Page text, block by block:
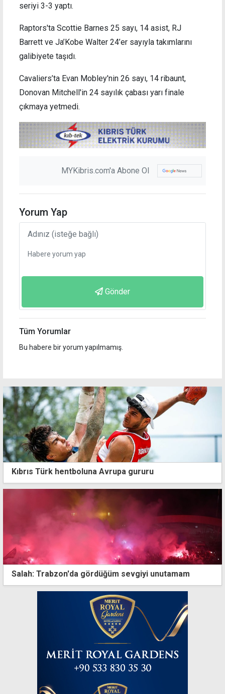
seriyi 3-3 yaptı.
Raptors'ta Scottie Barnes 25 sayı, 14 asist, RJ
Barrett ve Ja’Kobe Walter 24’er sayıyla takımlarını
galibiyete taşıdı.
Cavaliers’ta Evan Mobley'nin 26 sayı, 14 ribaunt,
Donovan Mitchell'in 24 sayılık çabası yarı finale
çıkmaya yetmedi.
MYKibris.com'a Abone Ol
Yorum Yap
Gönder
Tüm Yorumlar
Bu habere bir yorum yapılmamış.
Kıbrıs Türk hentboluna Avrupa gururu
Salah: Trabzon'da gördüğüm sevgiyi unutamam